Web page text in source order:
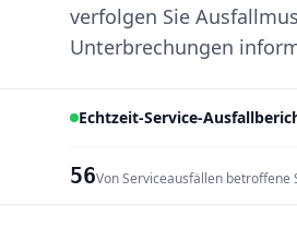
verfolgen Sie
Unterbrechungen
Echtzeit-Service-
56Von Serviceausfällen betroffene